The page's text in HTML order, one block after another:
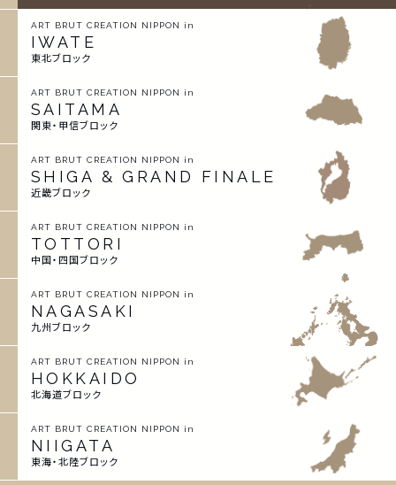
ART BRUT CREATION NIPPON in
IWATE
東北ブロック
ART BRUT CREATION NIPPON in
SAITAMA
関東・甲信ブロック
ART BRUT CREATION NIPPON in
SHIGA & GRAND FINALE
近畿ブロック
ART BRUT CREATION NIPPON in
TOTTORI
中国・四国ブロック
ART BRUT CREATION NIPPON in
NAGASAKI
九州ブロック
ART BRUT CREATION NIPPON in
HOKKAIDO
北海道ブロック
ART BRUT CREATION NIPPON in
NIIGATA
東海・北陸ブロック